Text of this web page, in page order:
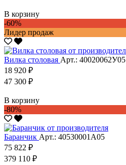
В корзину
-60%
Лидер продаж
Вилка столовая Арт.: 40020062У05
18 920 ₽
47 300 ₽
В корзину
-80%
Баранчик Арт.: 40530001А05
75 822 ₽
379 110 ₽